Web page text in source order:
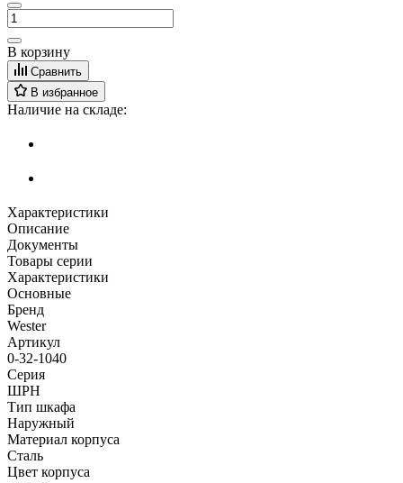
В корзину
Сравнить
В избранное
Наличие на складе:
Характеристики
Описание
Документы
Товары серии
Характеристики
Основные
Бренд
Wester
Артикул
0-32-1040
Серия
ШРН
Тип шкафа
Наружный
Материал корпуса
Сталь
Цвет корпуса